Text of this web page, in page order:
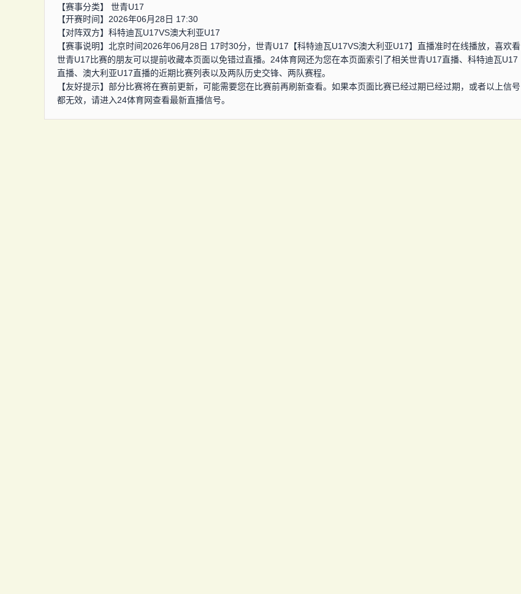
【赛事分类】 世青U17
【开赛时间】2026年06月28日 17:30
【对阵双方】 科特迪瓦U17VS澳大利亚U17
【赛事说明】北京时间2026年06月28日 17时30分，世青U17【科特迪瓦U17VS澳大利亚U17】直播准时在线播放，喜欢看
世青U17比赛的朋友可以提前收藏本页面以免错过直播。24体育网还为您在本页面索引了相关世青U17直播、科特迪瓦U17
直播、澳大利亚U17直播的近期比赛列表以及两队历史交锋、两队赛程。
【友好提示】部分比赛将在赛前更新，可能需要您在比赛前再刷新查看。如果本页面比赛已经过期已经过期，或者以上信号
都无效，请进入24体育网查看最新直播信号。